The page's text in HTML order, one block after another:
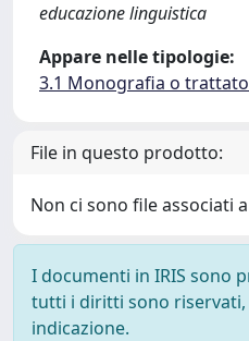
educazione linguistica
Appare nelle tipologie:
3.1 Monografia o
File in questo prodotto:
Non ci sono file associati
I documenti in IRIS sono
tutti i diritti sono riservati,
indicazione.